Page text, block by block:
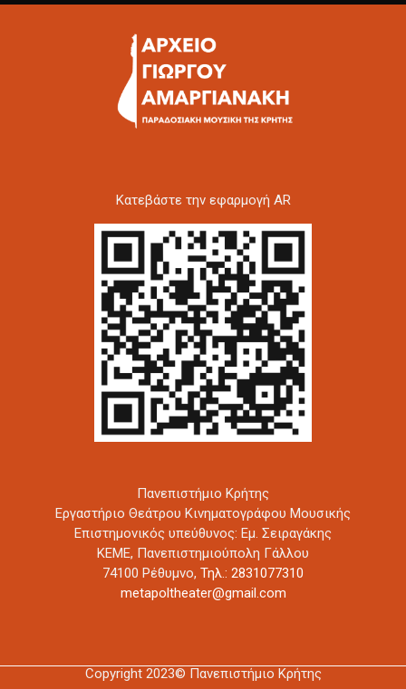
Kατεβάστε την εφαρμογή AR
Πανεπιστήμιο Κρήτης
Εργαστήριο Θεάτρου Κινηματογράφου Μουσικής
Επιστημονικός υπεύθυνος: Εμ. Σειραγάκης
ΚΕΜΕ, Πανεπιστημιούπολη Γάλλου
74100 Ρέθυμνο, Τηλ.: 2831077310
metapoltheater@gmail.com
Copyright 2023© Πανεπιστήμιο Κρήτης